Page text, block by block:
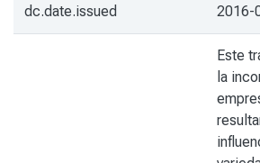
dc.date.issued 2016-
Este
la